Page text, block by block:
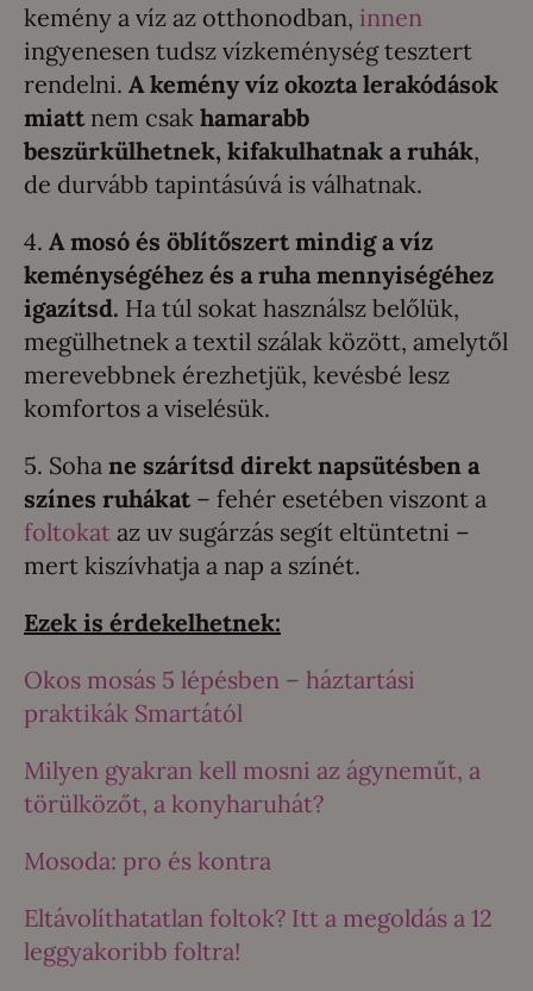
kemény a víz az otthonodban, innen
ingyenesen tudsz vízkeménység tesztert
rendelni. A kemény víz okozta lerakódások
miattnem csak hamarabb
beszürkülhetnek, kifakulhatnak a ruhák,
de durvább tapintásúvá is válhatnak.
4. A mosó és öblítőszert mindig a víz
keménységéhez és a ruha mennyiségéhez
igazítsd. Ha túl sokat használsz belőlük,
megülhetnek a textil szálak között, amelytől
merevebbnek érezhetjük, kevésbé lesz
komfortos a viselésük.
5. Soha ne szárítsd direkt napsütésben a
színes ruhákat– fehér esetében viszont a
foltokat az uv sugárzás segít eltüntetni –
mert kiszívhatja a nap a színét.
Ezek is érdekelhetnek:
Okos mosás 5 lépésben – háztartási
praktikák Smartától
Milyen gyakran kell mosni az ágyneműt, a
törülközőt, a konyharuhát?
Mosoda: pro és kontra
Eltávolíthatatlan foltok? Itt a megoldás a 12
leggyakoribb foltra!